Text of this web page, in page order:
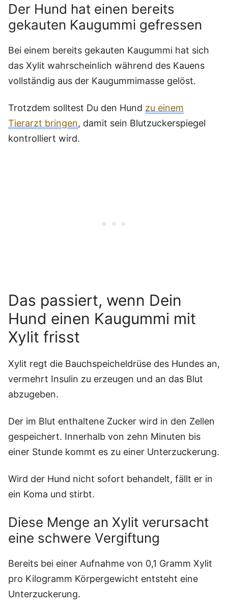
Der Hund hat einen bereits
gekauten Kaugummi gefressen
Bei einem bereits gekauten Kaugummi hat sich
das Xylit wahrscheinlich während des Kauens
vollständig aus der Kaugummimasse gelöst.
Trotzdem solltest Du den Hund zu einem
Tierarzt bringen, damit sein Blutzuckerspiegel
kontrolliert wird.
Das passiert, wenn Dein
Hund einen Kaugummi mit
Xylit frisst
Xylit regt die Bauchspeicheldrüse des Hundes an,
vermehrt Insulin zu erzeugen und an das Blut
abzugeben.
Der im Blut enthaltene Zucker wird in den Zellen
gespeichert. Innerhalb von zehn Minuten bis
einer Stunde kommt es zu einer Unterzuckerung.
Wird der Hund nicht sofort behandelt, fällt er in
ein Koma und stirbt.
Diese Menge an Xylit verursacht
eine schwere Vergiftung
Bereits bei einer Aufnahme von 0,1 Gramm Xylit
pro Kilogramm Körpergewicht entsteht eine
Unterzuckerung.